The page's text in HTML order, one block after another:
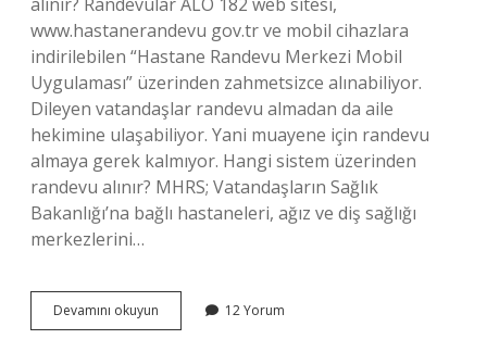
www.hastanerandevu gov.tr ​​​​​​ve mobil cihazlara
indirilebilen “Hastane Randevu Merkezi Mobil
Uygulaması” üzerinden zahmetsizce alınabiliyor.
Dileyen vatandaşlar randevu almadan da aile
hekimine ulaşabiliyor. Yani muayene için randevu
almaya gerek kalmıyor. Hangi sistem üzerinden
randevu alınır? MHRS; Vatandaşların Sağlık
Bakanlığı’na bağlı hastaneleri, ağız ve diş sağlığı
merkezlerini…
Devamını okuyun
Sağlığı
12 Yorum